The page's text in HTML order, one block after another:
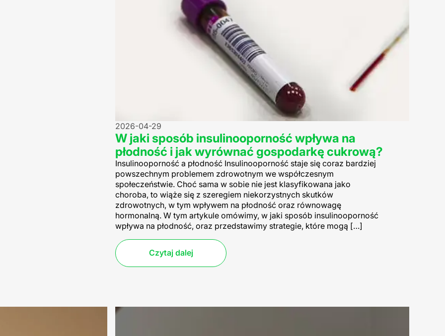
W jaki sposób insulinooporność wpływa na
płodność i jak wyrównać gospodarkę cukrową?
2026-04-29
Insulinooporność a płodność Insulinooporność staje się coraz bardziej
powszechnym problemem zdrowotnym we współczesnym
społeczeństwie. Choć sama w sobie nie jest klasyfikowana jako
choroba, to wiąże się z szeregiem niekorzystnych skutków
zdrowotnych, w tym wpływem na płodność oraz równowagę
hormonalną. W tym artykule omówimy, w jaki sposób insulinooporność
wpływa na płodność, oraz przedstawimy strategie, które mogą […]
Czytaj dalej